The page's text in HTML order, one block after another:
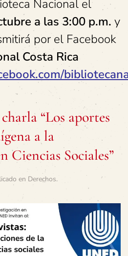
Nacional el
a las 3:00 p.m. y
por el Facebook
Costa Rica
“Los aportes
a la
Ciencias Sociales”
en Derechos.